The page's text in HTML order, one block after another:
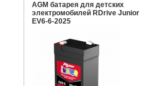
AGM батарея для детских
электромобилей RDrive Junior
EV6-6-2025